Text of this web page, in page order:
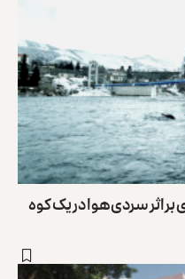
براثر سردی هوا در یک کوه